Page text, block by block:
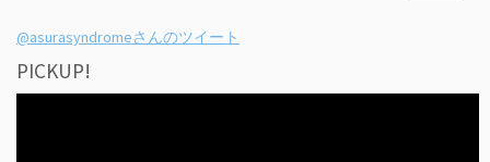
@asurasyndromeさんのツイート
PICKUP!